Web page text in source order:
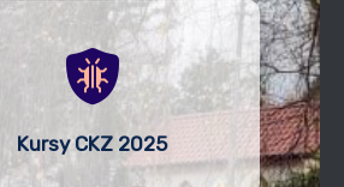
Kursy CKZ 2025